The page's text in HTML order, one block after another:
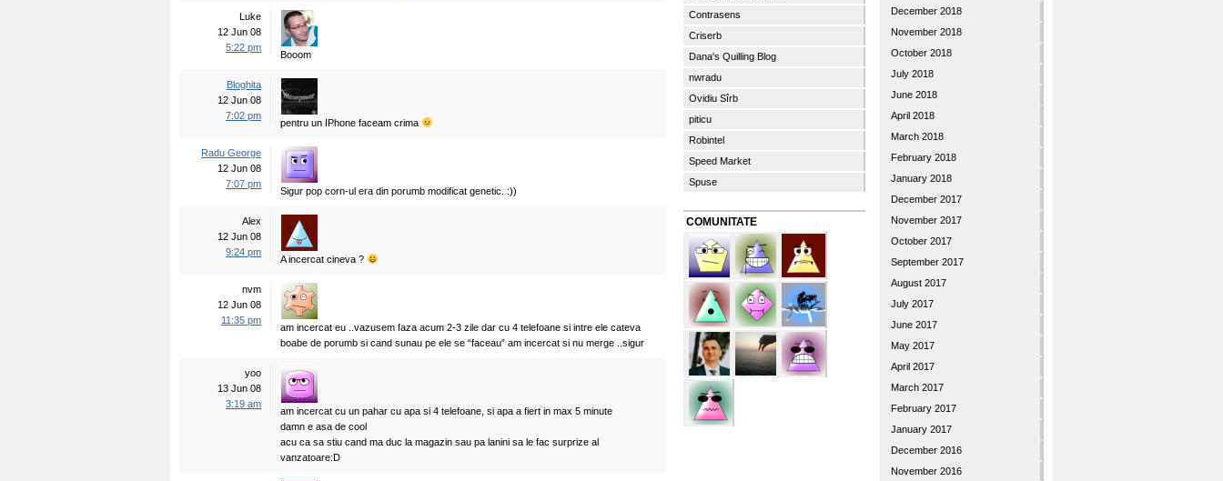
Luke
12 Jun 08
5:22 pm
Booom
Bloghita
12 Jun 08
7:02 pm
pentru un IPhone faceam crima
Radu George
12 Jun 08
7:07 pm
Sigur pop corn-ul era din porumb modificat genetic. :))
Alex
12 Jun 08
9:24 pm
A incercat cineva ?
nvm
12 Jun 08
11:35 pm
am incercat eu ..vazusem faza acum 2-3 zile dar cu 4 telefoane si intre ele cateva
boabe de porumb si cand sunau pe ele se “faceau” am incercat si nu merge ..sigur
yoo
13 Jun 08
3:19 am
am incercat cu un pahar cu apa si 4 telefoane, si apa a fiert in max 5 minute
damn e asa de cool
acu ca sa stiu cand ma duc la magazin sau pa lanini sa le fac surprize al
vanzatoare:D
Contrasens
Criserb
Dana's Quilling Blog
nwradu
Ovidiu Sîrb
piticu
Robintel
Speed Market
Spuse
COMUNITATE
December 2018
November 2018
October 2018
July 2018
June 2018
April 2018
March 2018
February 2018
January 2018
December 2017
November 2017
October 2017
September 2017
August 2017
July 2017
June 2017
May 2017
April 2017
March 2017
February 2017
January 2017
December 2016
November 2016